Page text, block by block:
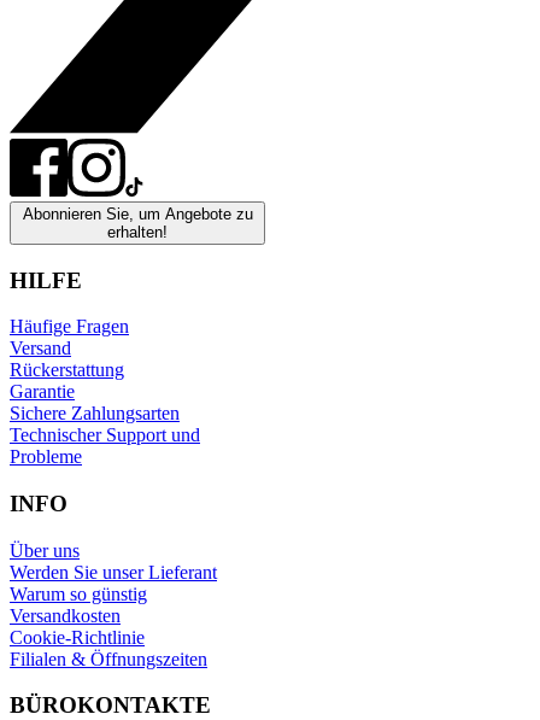
Abonnieren Sie, um Angebote zu
erhalten!
HILFE
Häufige Fragen
Versand
Rückerstattung
Garantie
Sichere Zahlungsarten
Technischer Support und
Probleme
INFO
Über uns
Werden Sie unser Lieferant
Warum so günstig
Versandkosten
Cookie-Richtlinie
Filialen & Öffnungszeiten
BÜROKONTAKTE